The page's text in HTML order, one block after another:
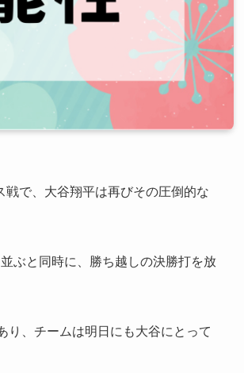
で、大谷翔平は再びその圧倒的な
ぶと同時に、勝ち越しの決勝打を放
り、チームは明日にも大谷にとって